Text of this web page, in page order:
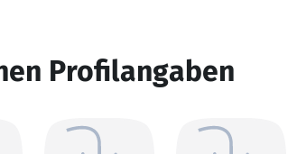
Profilangaben